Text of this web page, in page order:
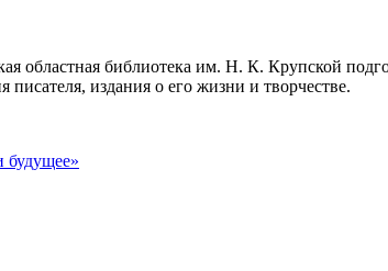
областная библиотека им. Н. К. Крупской
писателя, издания о его жизни и творчестве.
будущее»